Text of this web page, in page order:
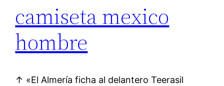
camiseta mexico
hombre
↑ «El Almería ficha al delantero Teerasil